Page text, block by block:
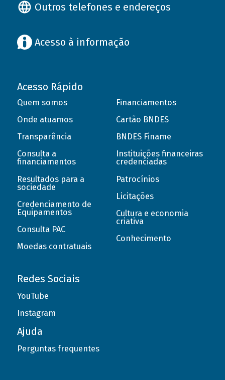
Outros telefones e endereços
Acesso à informação
Acesso Rápido
Quem somos
Onde atuamos
Transparência
Consulta a
financiamentos
Resultados para a
sociedade
Credenciamento de
Equipamentos
Consulta PAC
Moedas contratuais
Financiamentos
Cartão BNDES
BNDES Finame
Instituições financeiras
credenciadas
Patrocínios
Licitações
Cultura e economia
criativa
Conhecimento
Redes Sociais
YouTube
Instagram
Ajuda
Perguntas frequentes